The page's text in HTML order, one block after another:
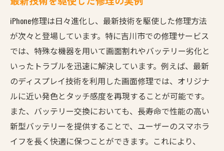
iPhone修理は日々進化し、最新技術を駆使した修理方法
が次々と登場しています。特に吉川市での修理サービス
では、特殊な機器を用いて画面割れやバッテリー劣化と
いったトラブルを迅速に解決しています。例えば、最新
のディスプレイ技術を利用した画面修理では、オリジナ
ルに近い発色とタッチ感度を再現することが可能です。
また、バッテリー交換においても、長寿命で性能の高い
新型バッテリーを提供することで、ユーザーのスマホラ
イフを長く快適に保つことができます。これにより、